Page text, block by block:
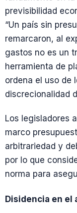
previsibilidad
“Un país sin
remarcaron, al
gastos no es un
herramienta de
ordena el uso de
discrecionalidad
Los legisladores
marco
arbitrariedad y
por lo que
norma para
Disidencia en el